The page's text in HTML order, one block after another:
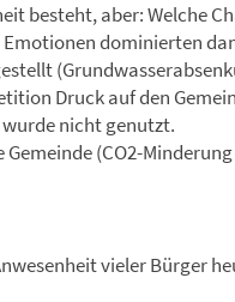
besteht, aber: Welche
dominierten
Druck auf den
wurde nicht genutzt.
(CO2-
vieler Bürger